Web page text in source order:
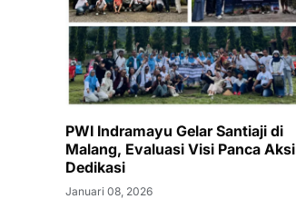
PWI Indramayu Gelar Santiaji di
Malang, Evaluasi Visi Panca Aksi
Dedikasi
Januari 08, 2026